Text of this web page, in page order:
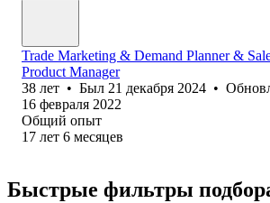
Trade Marketing & Demand Planner &
Product Manager
38 лет • Был 21 декабря 2024 •
16 февраля 2022
Общий опыт
17 лет 6 месяцев
Быстрые фильтры